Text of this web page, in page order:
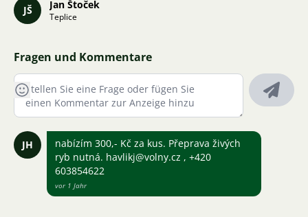
JŠ Jan Štoček
Teplice
Fragen und Kommentare
JH
nabízím 300,- Kč za kus. Přeprava živých
ryb nutná. havlikj@volny.cz , +420
603854622
vor 1 Jahr